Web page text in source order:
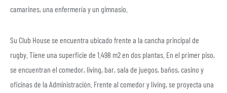
camarines, una enfermería y un gimnasio.
Su Club House se encuentra ubicado frente a la cancha principal de
rugby. Tiene una superficie de 1.498 m2 en dos plantas. En el primer piso,
se encuentran el comedor, living, bar, sala de juegos, baños, casino y
oficinas de la Administración. Frente al comedor y living, se proyecta una